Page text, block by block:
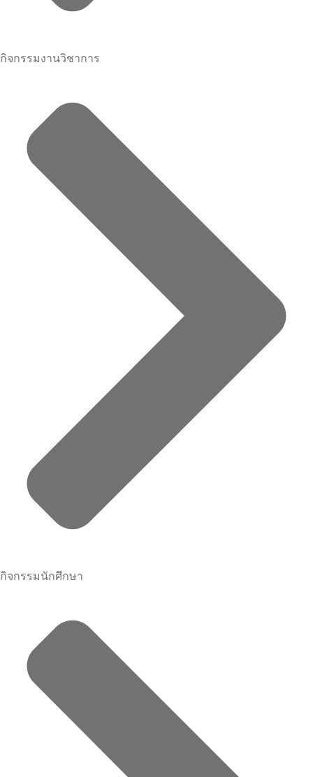
กิจกรรมงานวิชาการ
กิจกรรมนักศึกษา